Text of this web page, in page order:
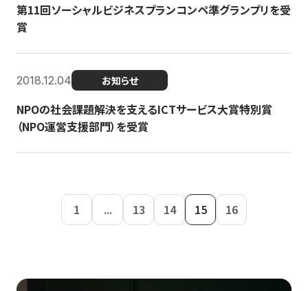
第11回ソーシャルビジネスプランコンペ準グランプリを受
賞
2018.12.04 お知らせ
NPOの社会課題解決を支えるICTサービス大賞特別賞
（NPO運営支援部門）を受賞
1 ... 13 14 15 16